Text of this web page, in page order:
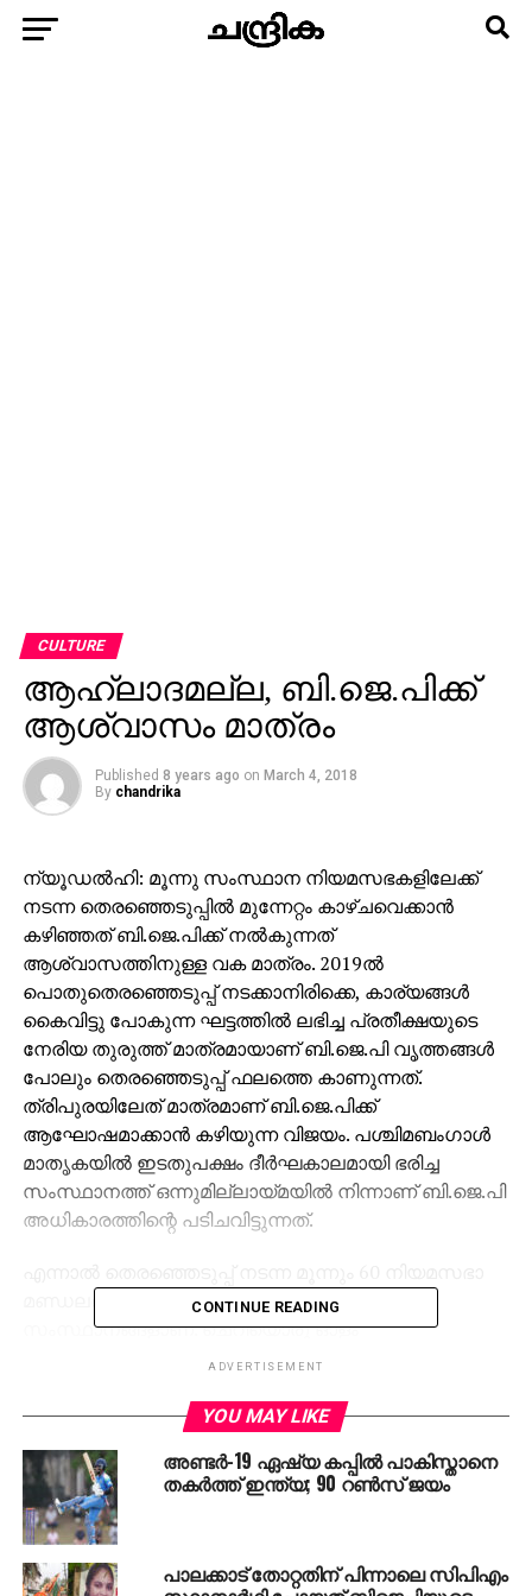
CULTURE
ആഹ്ലാദമല്ല, ബി.ജെ.പിക്ക്
ആശ്വാസം മാത്രം
Published 8 years ago on March 4, 2018
By chandrika
ന്യൂഡല്‍ഹി: മൂന്നു സംസ്ഥാന നിയമസഭകളിലേക്ക്
നടന്ന തെരഞ്ഞെടുപ്പില്‍ മുന്നേറ്റം കാഴ്ചവെക്കാന്‍
കഴിഞ്ഞത് ബി.ജെ.പിക്ക് നല്‍കുന്നത്
ആശ്വാസത്തിനുള്ള വക മാത്രം. 2019ല്‍
പൊതുതെരഞ്ഞെടുപ്പ് നടക്കാനിരിക്കെ, കാര്യങ്ങള്‍
കൈവിട്ടു പോകുന്ന ഘട്ടത്തില്‍ ലഭിച്ച പ്രതീക്ഷയുടെ
നേരിയ തുരുത്ത് മാത്രമായാണ് ബി.ജെ.പി വൃത്തങ്ങള്‍
പോലും തെരഞ്ഞെടുപ്പ് ഫലത്തെ കാണുന്നത്.
ത്രിപുരയിലേത് മാത്രമാണ് ബി.ജെ.പിക്ക്
ആഘോഷമാക്കാന്‍ കഴിയുന്ന വിജയം. പശ്ചിമബംഗാള്‍
മാതൃകയില്‍ ഇടതുപക്ഷം ദീര്‍ഘകാലമായി ഭരിച്ച
സംസ്ഥാനത്ത് ഒന്നുമില്ലായ്മയില്‍ നിന്നാണ് ബി.ജെ.പി
അധികാരത്തിന്റെ പടിചവിട്ടുന്നത്.
മണ്ഡലങ്ങള്‍ വീതം മാത്രമുള്ള ചെറിയ
സംസ്ഥാനങ്ങളാണ്. ചെറിയൊരു ഓളം
സൃഷ്ടിക്കാമെന്നതിനപ്പുറം 2019ലെ
ഈ സംസ്ഥാനങ്ങള്‍ക്കില്ല.
ഗുജറാത്ത് നിയമസഭാ തെരഞ്ഞെടുപ്പില്‍ കാഴ്ച വെച്ച
ശക്തമായ മുന്നേറ്റത്തോടെ രാഹുല്‍ ഗാന്ധിക്കു കീഴില്‍
കോണ്‍ഗ്രസ് തിരിച്ചുവരവിന്റെ പ്രതീതി സൃഷ്ടിച്ചിരുന്നു.
ഇത് ശരിവെക്കുന്നതായിരുന്നു ബി.ജെ.പി ഭരിക്കുന്ന
സംസ്ഥാനങ്ങളായ മധ്യപ്രദേശിലെയും
CONTINUE READING
ADVERTISEMENT
YOU MAY LIKE
അണ്ടർ-19 ഏഷ്യ കപ്പിൽ പാകിസ്താനെ
തകർത്ത് ഇന്ത്യ; 90 റൺസ് ജയം
പാലക്കാട് തോറ്റതിന് പിന്നാലെ സിപിഎം